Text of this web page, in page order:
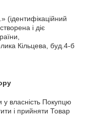
і діє
Кільцева, буд.4-б
у власність Покупцю
і прийняти Товар